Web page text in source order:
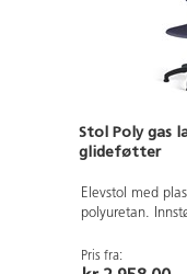
Stol Poly gas
glideføtter
Elevstol med
polyuretan.
nylon med
Pris fra: